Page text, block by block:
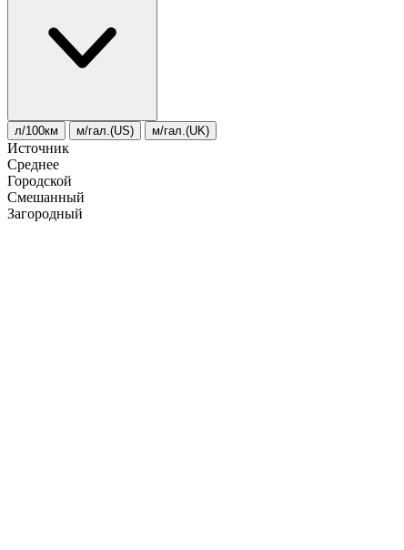
л/100км м/гал.(US) м/гал.(UK)
Источник
Среднее
Городской
Смешанный
Загородный